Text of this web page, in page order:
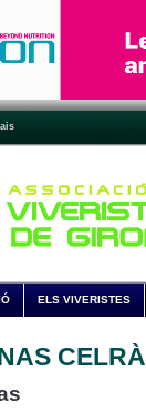
ELS VIVERISTES
CELRÀ